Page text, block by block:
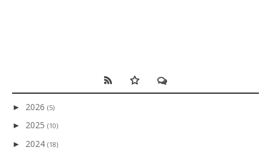
► 2026 (5)
► 2025 (10)
► 2024 (18)